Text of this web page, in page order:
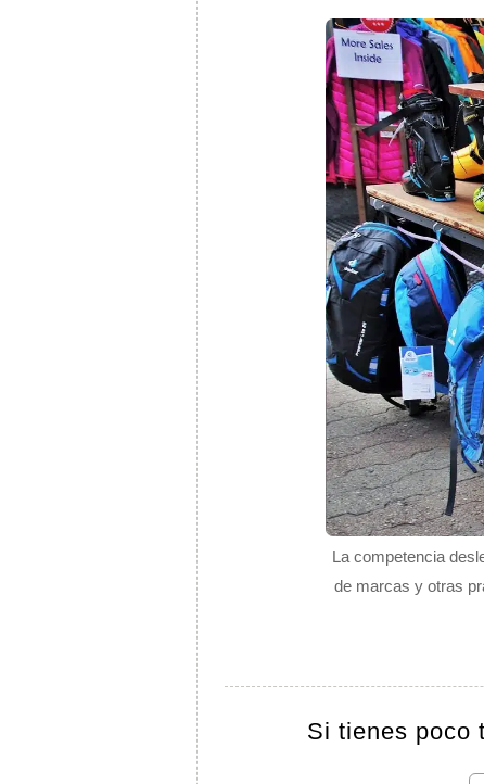
La competencia
de marcas y otras
Si tienes poco